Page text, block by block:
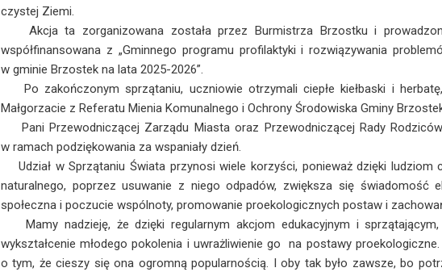
czystej Ziemi.
Akcja ta zorganizowana została przez Burmistrza Brzostku i
współfinansowana z „Gminnego programu profilaktyki i rozwiązywania
w gminie Brzostek na lata 2025-2026”.
Po zakończonym sprzątaniu, uczniowie otrzymali ciepłe kiełbaski i
Małgorzacie z Referatu Mienia Komunalnego i Ochrony Środowiska Gminy
Pani Przewodniczącej Zarządu Miasta oraz Przewodniczącej Rady
w ramach podziękowania za wspaniały dzień.
Udział w Sprzątaniu Świata przynosi wiele korzyści, ponieważ dzięki
naturalnego, poprzez usuwanie z niego odpadów, zwiększa się świadomość
społeczna i poczucie wspólnoty, promowanie proekologicznych postaw i
Mamy nadzieję, że dzięki regularnym akcjom edukacyjnym i
wykształcenie młodego pokolenia i uwrażliwienie go na postawy
o tym, że cieszy się ona ogromną popularnością. I oby tak było zawsze, bo